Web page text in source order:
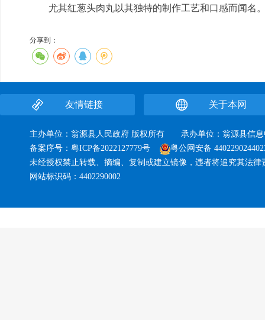
尤其红葱头肉丸以其独特的制作工艺和口感而闻名
分享到：
友情链接 关于本网
主办单位：翁源县人民政府 版权所有 承办单位：翁源县
备案序号： 粤ICP备2022127779号
粤公网安备
未经授权禁止转载、摘编、复制或建立镜像，违者将追究其法律
网站标识码：4402290002